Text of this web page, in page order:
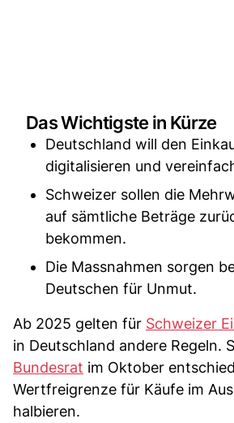
Das Wichtigste in Kürze
Deutschland will den
digitalisieren und
Schweizer sollen die
auf sämtliche Beträge
bekommen.
Die Massnahmen sorgen
Deutschen für Unmut.
Ab 2025 gelten für Schweizer
in Deutschland andere Regeln.
Bundesrat im Oktober
Wertfreigrenze für Käufe im
halbieren.